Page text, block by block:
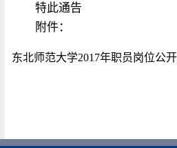
特此通告
附件：
东北师范大学2017年职员岗位公